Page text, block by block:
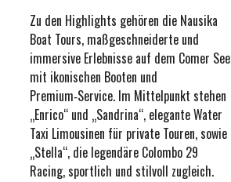
Zu den Highlights gehören die Nausika
Boat Tours, maßgeschneiderte und
immersive Erlebnisse auf dem Comer See
mit ikonischen Booten und
Premium‑Service. Im Mittelpunkt stehen
„Enrico“ und „Sandrina“, elegante Water
Taxi Limousinen für private Touren, sowie
„Stella“, die legendäre Colombo 29
Racing, sportlich und stilvoll zugleich.